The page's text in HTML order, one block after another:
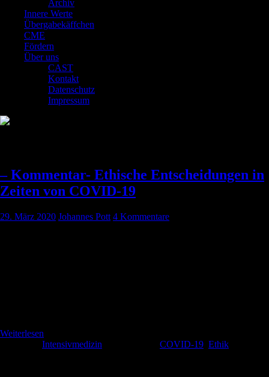
Archiv
Innere Werte
Übergabekäffchen
CME
Fördern
Über uns
CAST
Kontakt
Datenschutz
Impressum
– Kommentar- Ethische Entscheidungen in
Zeiten von COVID-19
29. März 2020 Johannes Pott 4 Kommentare
Weiterlesen
Intensivmedizin COVID-19 Ethik